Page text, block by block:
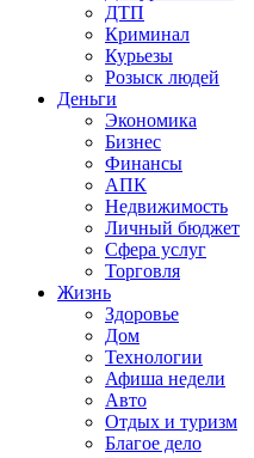
ДТП
Криминал
Курьезы
Розыск людей
Деньги
Экономика
Бизнес
Финансы
АПК
Недвижимость
Личный бюджет
Сфера услуг
Торговля
Жизнь
Здоровье
Дом
Технологии
Афиша недели
Авто
Отдых и туризм
Благое дело